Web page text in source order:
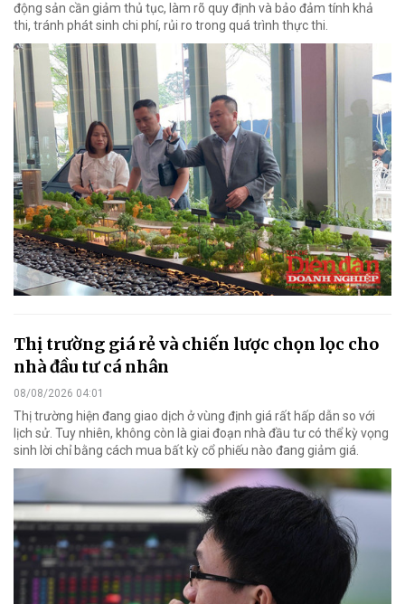
động sản cần giảm thủ tục, làm rõ quy định và bảo đảm tính khả
thi, tránh phát sinh chi phí, rủi ro trong quá trình thực thi.
Thị trường giá rẻ và chiến lược chọn lọc cho
nhà đầu tư cá nhân
08/08/2026 04:01
Thị trường hiện đang giao dịch ở vùng định giá rất hấp dẫn so với
lịch sử. Tuy nhiên, không còn là giai đoạn nhà đầu tư có thể kỳ vọng
sinh lời chỉ bằng cách mua bất kỳ cổ phiếu nào đang giảm giá.